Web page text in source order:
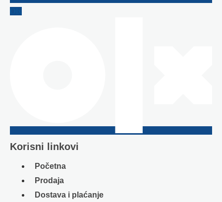
Korisni linkovi
Početna
Prodaja
Dostava i plaćanje